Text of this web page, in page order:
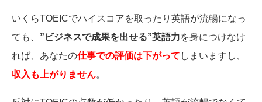
いくらTOEICでハイスコアを取ったり英語が流暢になっ
ても、 ”ビジネスで成果を出せる”英語力を身につけなけ
れば、あなたの仕事での評価は下がって しまいますし、
収入も上がりません